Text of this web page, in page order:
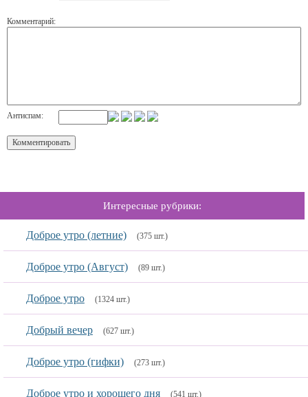
Комментарий:
Антиспам:
Интересные рубрики:
Доброе утро (летние) (375 шт.)
Доброе утро (Август) (89 шт.)
Доброе утро (1324 шт.)
Добрый вечер (627 шт.)
Доброе утро (гифки) (273 шт.)
Доброе утро и хорошего дня (541 шт.)